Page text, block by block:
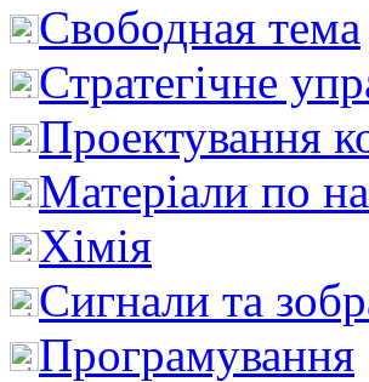
Свободная тема
Стратегічне
Проектування
Матеріали по
Хімія
Сигнали та
Програмування